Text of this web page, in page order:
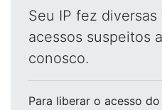
Seu IP fez
acessos suspeitos
conosco.
Para liberar o acesso do